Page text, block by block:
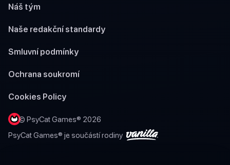
Náš tým
Naše redakční standardy
Smluvní podmínky
Ochrana soukromí
Cookies Policy
© PsyCat Games® 2026
PsyCat Games® je součástí rodiny